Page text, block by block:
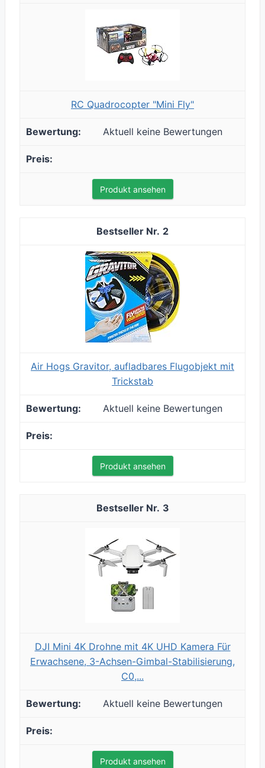
RC Quadrocopter "Mini Fly"
Aktuell keine Bewertungen
Produkt ansehen
2
Air Hogs Gravitor, aufladbares Flugobjekt mit
Trickstab
Aktuell keine Bewertungen
Produkt ansehen
3
DJI Mini 4K Drohne mit 4K UHD Kamera Für
Erwachsene, 3-Achsen-Gimbal-Stabilisierung,
C0,...
Aktuell keine Bewertungen
Produkt ansehen